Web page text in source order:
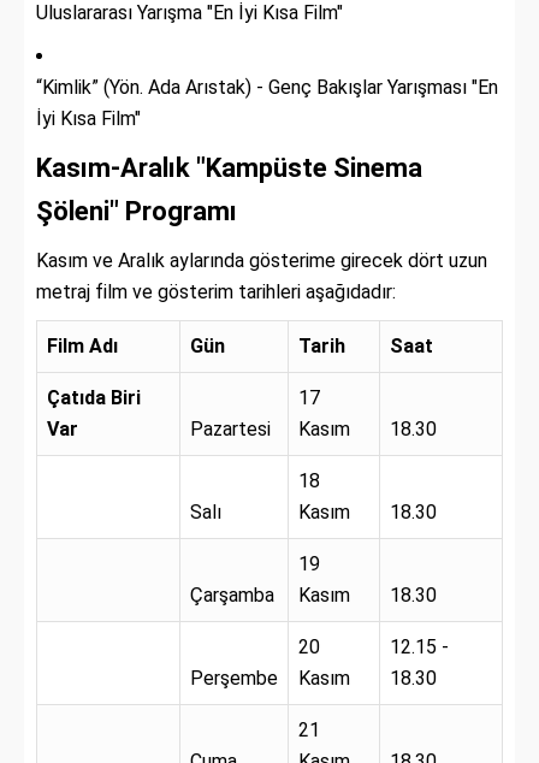
Uluslararası Yarışma "En İyi Kısa Film"
“Kimlik” (Yön. Ada Arıstak) - Genç Bakışlar Yarışması "En
İyi Kısa Film"
Kasım-Aralık "Kampüste Sinema
Şöleni" Programı
Kasım ve Aralık aylarında gösterime girecek dört uzun
metraj film ve gösterim tarihleri aşağıdadır:
Film Adı Gün Tarih Saat
Çatıda Biri
Var
Pazartesi
17
Kasım
18.30
Salı
18
Kasım
18.30
Çarşamba
19
Kasım
18.30
Perşembe
20
Kasım
12.15 -
18.30
21